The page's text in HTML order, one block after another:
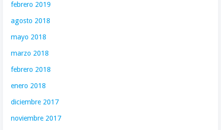
febrero 2019
agosto 2018
mayo 2018
marzo 2018
febrero 2018
enero 2018
diciembre 2017
noviembre 2017